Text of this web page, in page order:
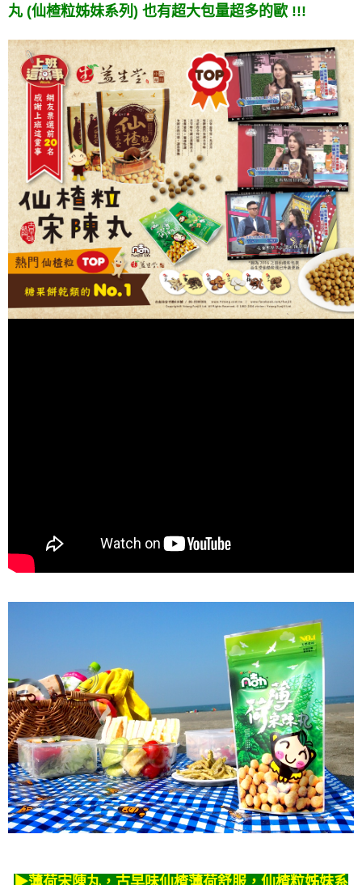
丸 (仙楂粒姊妹系列) 也有超大包量超多的歐 !!!
▶薄荷宋陳丸， 古早味仙楂薄荷舒服， 仙楂粒姊妹系